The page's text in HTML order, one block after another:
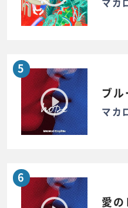
マカ
5
ブル
マカ
6
愛の